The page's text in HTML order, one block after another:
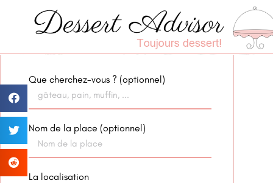
Que cherchez-vous ? (optionnel)
Nom de la place (optionnel)
La localisation